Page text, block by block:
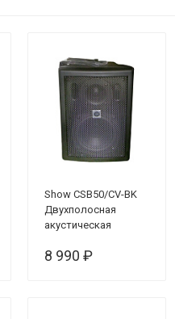
Show CSB50/CV-BK
Двухполосная
акустическая
8 990 ₽